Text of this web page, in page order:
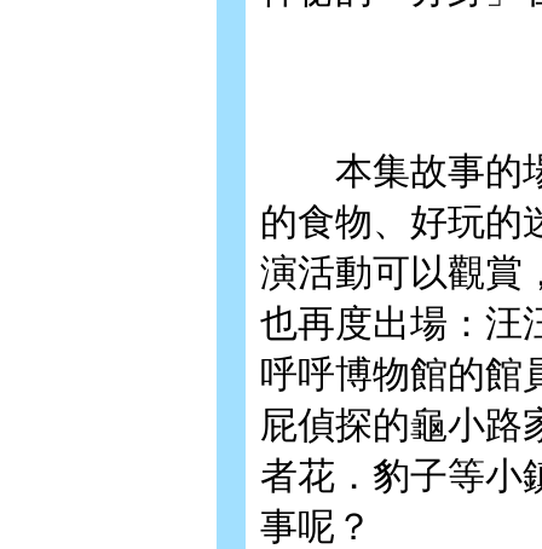
本集故事的場
的食物、好玩的
演活動可以觀賞
也再度出場：汪
呼呼博物館的館
屁偵探的龜小路
者花．豹子等小
事呢？